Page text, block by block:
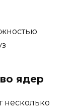
ядер
несколько